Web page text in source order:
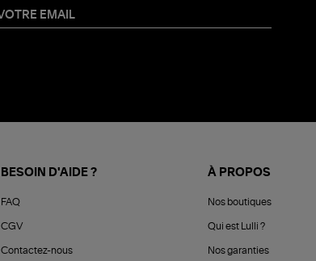
BESOIN D'AIDE ?
FAQ
CGV
Contactez-nous
À PROPOS
Nos boutiques
Qui est Lulli ?
Nos garanties